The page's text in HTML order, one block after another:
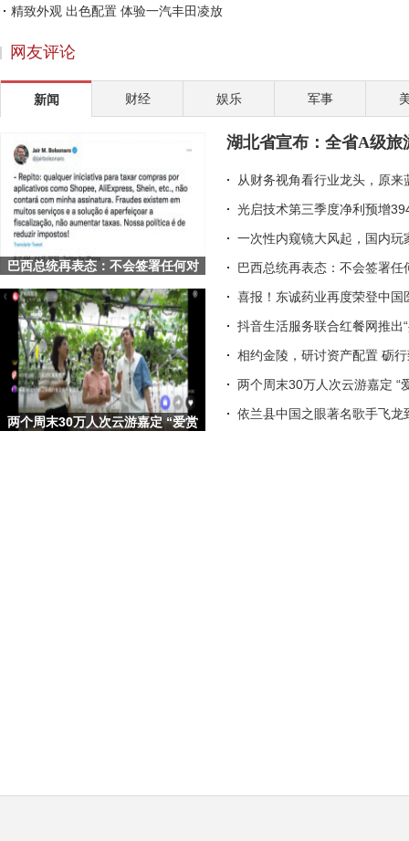
精致外观 出色配置 体验一汽丰田凌放
国联水产召开业绩说明会 20年推动国内国际双核发展
“创新药+高壁垒复杂制剂”驱动成长 丽珠集团202
完美世界伊迪：以二次元游戏为桥，让传统文化走向
洋河“天下第一坛”落成，马勇：这是一份给未来的
赵涛：社会企业家的两大责任
网友评论
新闻 财经 娱乐 军事
巴西总统再表态：不会签署任何对
两个周末30万人次云游嘉定 “爱赏
湖北省宣布：全省A级
从财务视角看行业龙头，原
光启技术第三季度净利预增
一次性内窥镜大风起，国内玩
巴西总统再表态：不会签署
喜报！东诚药业再度荣登中国
抖音生活服务联合红餐网推出
相约金陵，研讨资产配置 砺
两个周末30万人次云游嘉定 “
依兰县中国之眼著名歌手飞龙